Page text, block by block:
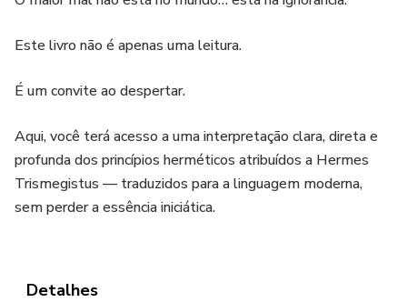
Este livro não é apenas uma leitura.
É um convite ao despertar.
Aqui, você terá acesso a uma interpretação clara, direta e
profunda dos princípios herméticos atribuídos a Hermes
Trismegistus — traduzidos para a linguagem moderna,
sem perder a essência iniciática.
Detalhes